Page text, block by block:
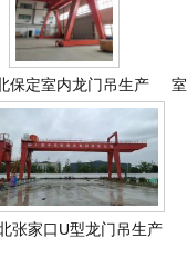
保定室内龙门吊生产
张家口U型龙门吊生产